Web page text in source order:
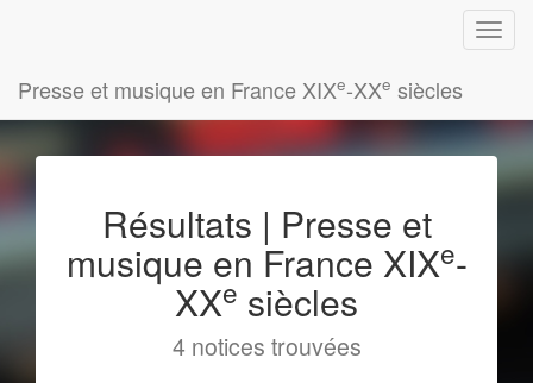
Presse et musique en France XIXe-XXe siècles
Résultats | Presse et
musique en France XIXe-
XXe siècles
4 notices trouvées